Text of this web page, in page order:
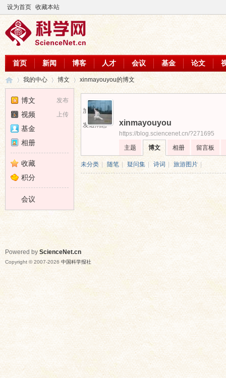
设为首页 收藏本站
首页 新闻 博客 人才 会议 基金 论文
›
我的中心 博文 xinmayouyou的博文
加为好友
发送消息
xinmayouyou
https://blog.sciencenet.cn/?271695
主题
博文 相册 留言板
未分类 随笔 疑问集 诗词 旅游图片
发布
博文
上传
视频
基金
相册
收藏
积分
会议
Powered by ScienceNet.cn
Copyright © 2007-2026 中国科学报社